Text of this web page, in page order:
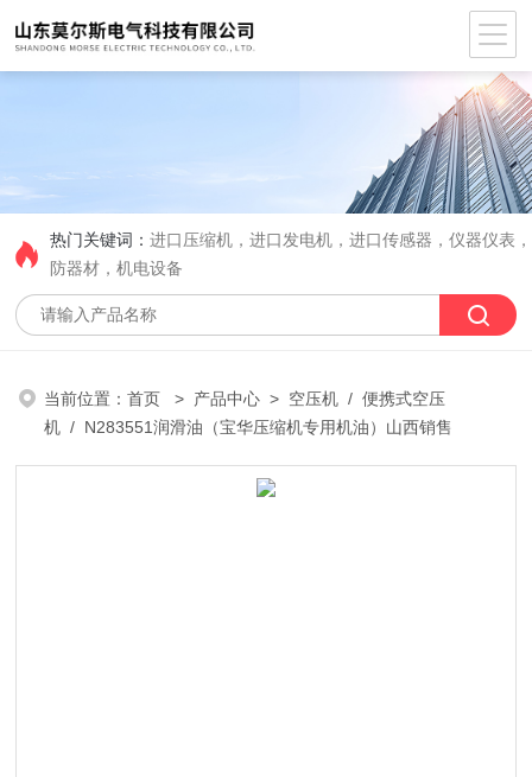
热门关键词：进口压缩机，进口发电机，进口传感器，仪器仪表
防器材，机电设备
当前位置：首页 > 产品中心 > 空压机 /便携式空压
机 / N283551润滑油（宝华压缩机专用机油）山西销售